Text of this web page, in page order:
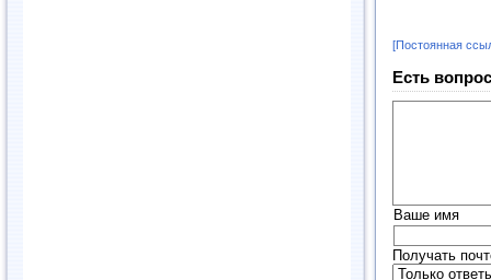
[Постоянная
Есть
Ваше имя
Получать